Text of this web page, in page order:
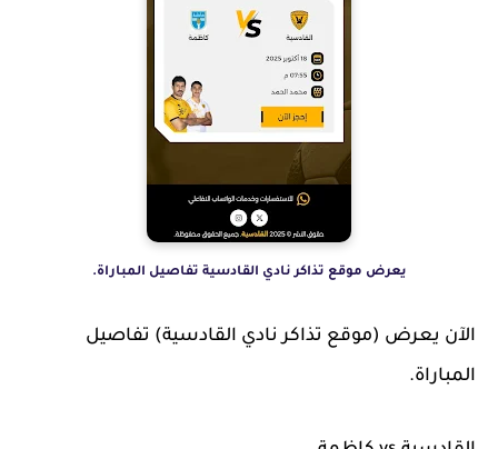
يعرض موقع تذاكر نادي القادسية تفاصيل المباراة.
الآن يعرض (موقع تذاكر نادي القادسية) تفاصيل
المباراة.